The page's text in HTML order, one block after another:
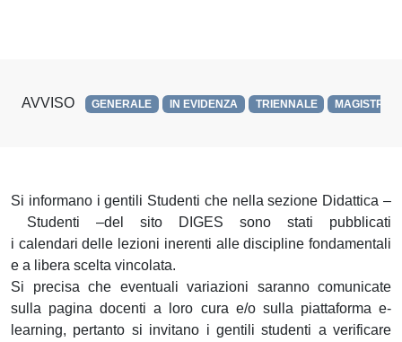
AVVISO GENERALE IN EVIDENZA TRIENNALE
Si informano i gentili Studenti che nella sezione Didattica –
Studenti –del sito DIGES sono stati pubblicati
i calendari delle lezioni inerenti alle discipline fondamentali
e a libera scelta vincolata.
Si precisa che eventuali variazioni saranno comunicate
sulla pagina docenti a loro cura e/o sulla piattaforma e-
learning, pertanto si invitano i gentili studenti a verificare